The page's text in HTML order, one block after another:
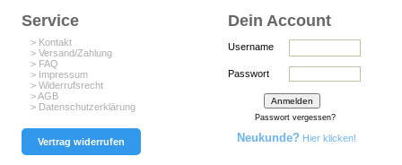
Service
> Kontakt
> Versand/Zahlung
> FAQ
> Impressum
> Widerrufsrecht
> AGB
> Datenschutzerklärung
Vertrag widerrufen
Dein Account
Username
Passwort
Passwort vergessen?
Neukunde? Hier klicken!